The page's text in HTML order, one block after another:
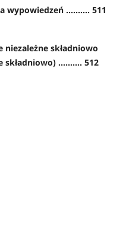
wypowiedzeń .......... 511
składniowo
.......... 512